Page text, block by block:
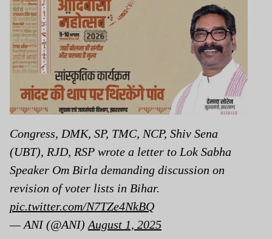
Congress, DMK, SP, TMC, NCP, Shiv Sena
(UBT), RJD, RSP wrote a letter to Lok Sabha
Speaker Om Birla demanding discussion on
revision of voter lists in Bihar.
pic.twitter.com/N7TZe4NkBQ
— ANI (@ANI) August 1, 2025